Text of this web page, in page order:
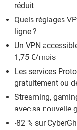
réduit
Quels réglages
ligne ?
Un VPN
1,75 €/mois
Les services
gratuitement ou
Streaming,
avec sa nouvelle
-82 % sur